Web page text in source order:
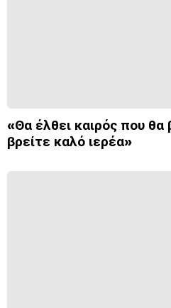
«Θα έλθει καιρός που θα
βρείτε καλό ιερέα»